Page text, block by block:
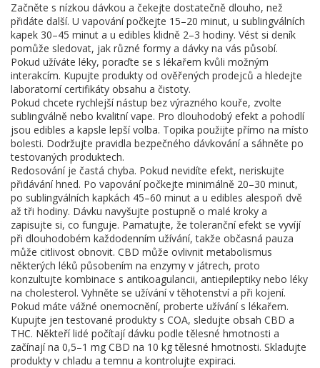
Začněte s nízkou dávkou a čekejte dostatečně dlouho, než
přidáte další. U vapování počkejte 15–20 minut, u sublingválních
kapek 30–45 minut a u edibles klidně 2–3 hodiny. Vést si deník
pomůže sledovat, jak různé formy a dávky na vás působí.
Pokud užíváte léky, poraďte se s lékařem kvůli možným
interakcím. Kupujte produkty od ověřených prodejců a hledejte
laboratorní certifikáty obsahu a čistoty.
Pokud chcete rychlejší nástup bez výrazného kouře, zvolte
sublingválně nebo kvalitní vape. Pro dlouhodobý efekt a pohodlí
jsou edibles a kapsle lepší volba. Topika použijte přímo na místo
bolesti. Dodržujte pravidla bezpečného dávkování a sáhněte po
testovaných produktech.
Redosování je častá chyba. Pokud nevidíte efekt, neriskujte
přidávání hned. Po vapování počkejte minimálně 20–30 minut,
po sublingválních kapkách 45–60 minut a u edibles alespoň dvě
až tři hodiny. Dávku navyšujte postupně o malé kroky a
zapisujte si, co funguje. Pamatujte, že toleranční efekt se vyvíjí
při dlouhodobém každodenním užívání, takže občasná pauza
může citlivost obnovit. CBD může ovlivnit metabolismus
některých léků působením na enzymy v játrech, proto
konzultujte kombinace s antikoagulancii, antiepileptiky nebo léky
na cholesterol. Vyhněte se užívání v těhotenství a při kojení.
Pokud máte vážné onemocnění, proberte užívání s lékařem.
Kupujte jen testované produkty s COA, sledujte obsah CBD a
THC. Někteří lidé počítají dávku podle tělesné hmotnosti a
začínají na 0,5–1 mg CBD na 10 kg tělesné hmotnosti. Skladujte
produkty v chladu a temnu a kontrolujte expiraci.